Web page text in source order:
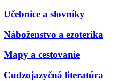
Učebnice a slovníky
Náboženstvo a ezoterika
Mapy a cestovanie
Cudzojazyčná literatúra